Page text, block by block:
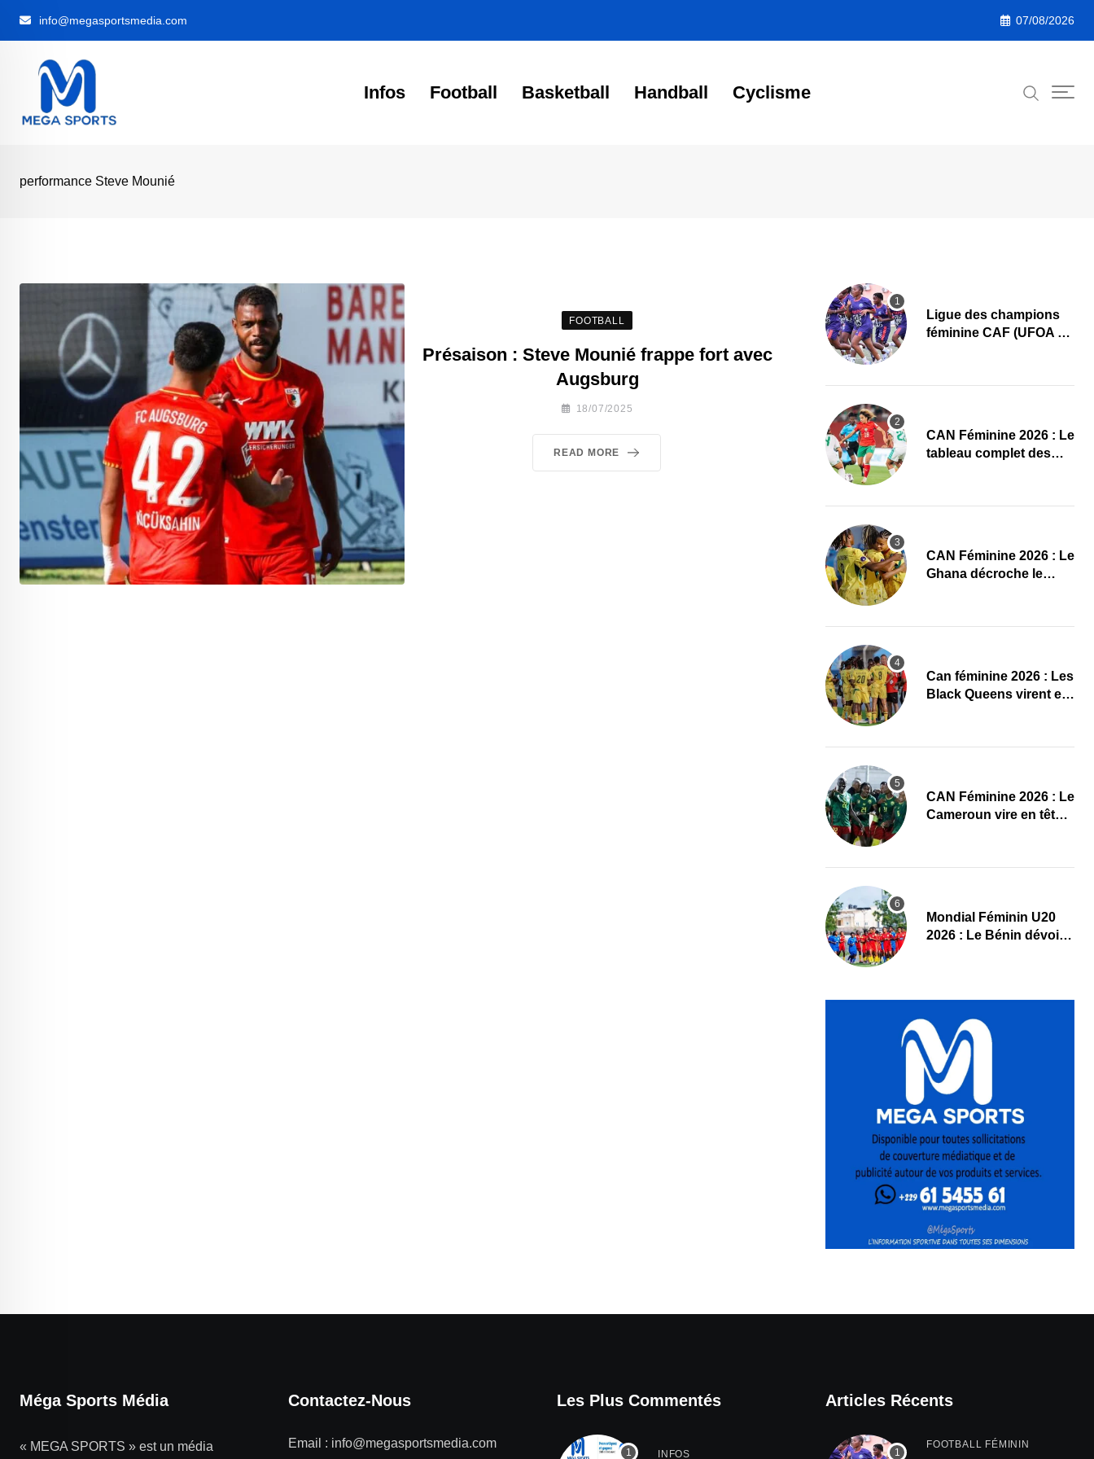
info@megasportsmedia.com 07/08/2026
Infos Football Basketball Handball Cyclisme
performance Steve Mounié
FOOTBALL
Présaison : Steve Mounié frappe fort avec
Augsburg
18/07/2025
READ MORE
Ligue des champions
féminine CAF (UFOA A)
en Gambie
CAN Féminine 2026 : Le
tableau complet des
CAN Féminine 2026 : Le
Ghana décroche le
bien
‎Can féminine 2026 : Les
Black Queens virent en
CAN Féminine 2026 : Le
Cameroun vire en tête
Mondial Féminin U20
2026 : Le Bénin dévoile
Méga Sports Média
« MEGA SPORTS » est un média
Contactez-Nous
Email : info@megasportsmedia.com
Les Plus Commentés
INFOS
Articles Récents
FOOTBALL FÉMININ